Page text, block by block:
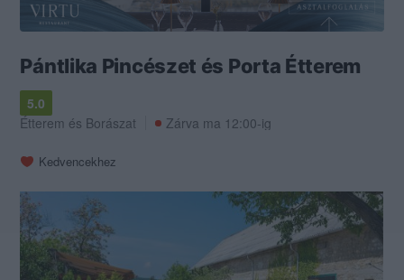
Pántlika Pincészet és Porta Étterem
5.0
Étterem és Borászat Zárva ma 12:00-ig
Kedvencekhez